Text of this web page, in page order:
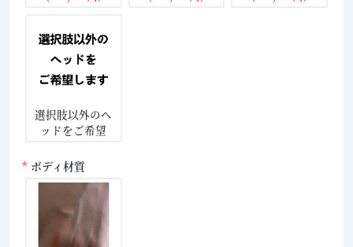
選択肢以外のヘ
ッドをご希望
ボディ材質